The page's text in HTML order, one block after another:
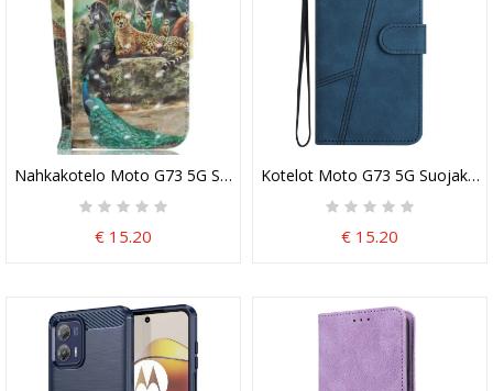
Nahkakotelo Moto G73 5G Suojaketju Kuori Thong Safari Animals
€ 15.20
Kotelot Moto G73 5G
€ 15.20